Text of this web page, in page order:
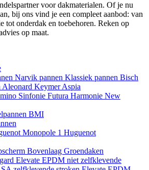
voor dakmaterialen. Of je nu
bij ons vind je een compleet aanbod: van
tot onderdak en toebehoren. Reken op
op maat.
Narvik pannen Klassiek pannen Bisch
Aleonard KeymerAspia
Sinfonie Futura Harmonie New
BMI
Monopole 1 Huguenot
Bovenlaag Groendaken
Elevate EPDM niet zelfklevende